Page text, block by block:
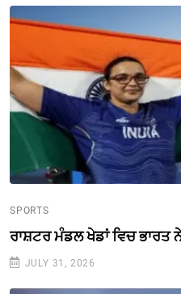
SPORTS
ਰਾਸ਼ਟਰ ਮੰਡਲ ਖੇਡਾਂ ਵਿਚ ਭਾਰਤ
JULY 31, 2026